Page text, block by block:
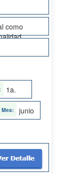
como
1a.
junio